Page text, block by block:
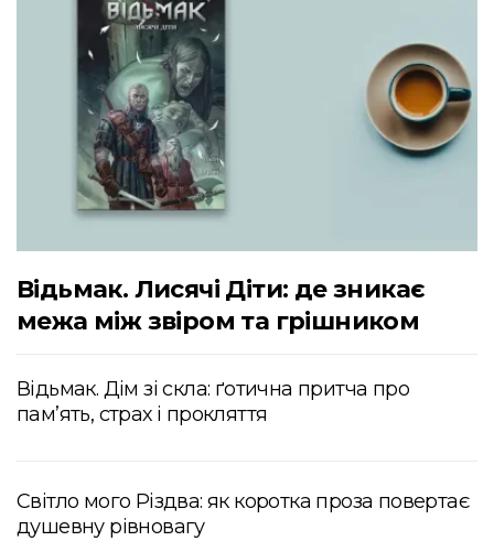
Відьмак. Лисячі Діти: де зникає
межа між звіром та грішником
Відьмак. Дім зі скла: ґотична притча про
пам’ять, страх і прокляття
Світло мого Різдва: як коротка проза повертає
душевну рівновагу